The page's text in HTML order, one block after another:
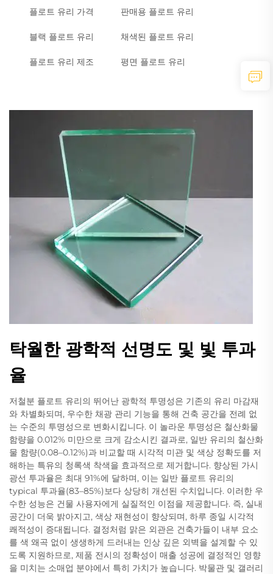
플로트 유리 가격 판매용 플로트 유리
블랙 플로트 유리 채색된 플로트 유리
플로트 유리 제조 평면 플로트 유리
탁월한 광학적 선명도 및 빛 투과
율
저철분 플로트 유리의 뛰어난 광학적 투명성은 기존의 유리 마감재
와 차별화되며, 우수한 채광 관리 기능을 통해 건축 공간을 전례 없
는 수준의 투명성으로 변화시킵니다. 이 놀라운 투명성은 철산화물
함량을 0.012% 미만으로 크게 감소시킨 결과로, 일반 유리의 철산화
물 함량(0.08–0.12%)과 비교할 때 시각적 미관 및 색상 정확도를 저
해하는 특유의 청록색 착색을 효과적으로 제거합니다. 향상된 가시
광선 투과율은 최대 91%에 달하며, 이는 일반 플로트 유리의
typical 투과율(83–85%)보다 상당히 개선된 수치입니다. 이러한 우
수한 성능은 건물 사용자에게 실질적인 이점을 제공합니다. 즉, 실내
공간이 더욱 밝아지고, 색상 재현성이 향상되며, 하루 종일 시각적
쾌적성이 증대됩니다. 결정처럼 맑은 외관은 건축가들이 내부 요소
를 색 왜곡 없이 생생하게 드러내는 인상 깊은 외벽을 설계할 수 있
도록 지원하므로, 제품 전시의 정확성이 매출 성공에 결정적인 영향
을 미치는 소매업 분야에서 특히 가치가 높습니다. 박물관 및 갤러리